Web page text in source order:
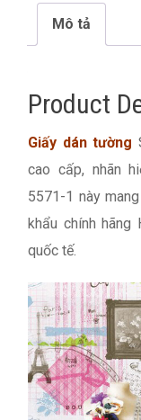
Mô tả
Product
Giấy dán tường
cao cấp, nhãn
5571-1 này
khẩu chính hãng
quốc tế.